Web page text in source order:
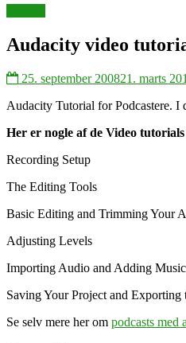
Audacity video
25. september 200821. marts
Audacity Tutorial for Podcastere. I
Her er nogle af de Video
Recording Setup
The Editing Tools
Basic Editing and Trimming Your
Adjusting Levels
Importing Audio and Adding
Saving Your Project and Exporting
Se selv mere her om podcasts med